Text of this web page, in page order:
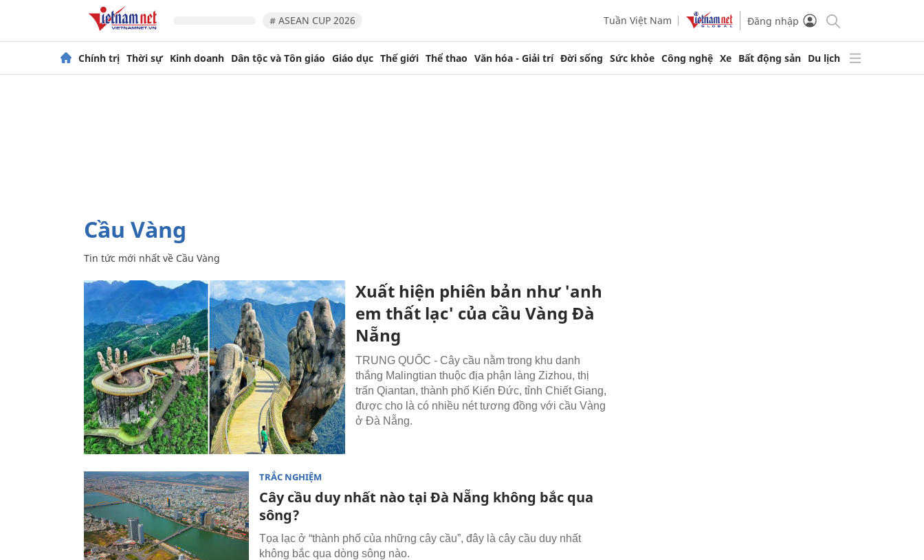
# ASEAN CUP 2026 Tuần Việt Nam Đăng nhập
Chính trị Thời sự Kinh doanh Dân tộc và Tôn giáo Giáo dục Thế giới Thể thao Văn hóa - Giải trí Đời sống Sức khỏe Công nghệ Xe Bất động sản Du lịch
Cầu Vàng
Tin tức mới nhất về Cầu Vàng
Xuất hiện phiên bản như 'anh
em thất lạc' của cầu Vàng Đà
Nẵng
TRUNG QUỐC - Cây cầu nằm trong khu danh
thắng Malingtian thuộc địa phận làng Zizhou, thị
trấn Qiantan, thành phố Kiến Đức, tỉnh Chiết Giang,
được cho là có nhiều nét tương đồng với cầu Vàng
ở Đà Nẵng.
TRẮC NGHIỆM
Cây cầu duy nhất nào tại Đà Nẵng không bắc qua
sông?
Tọa lạc ở “thành phố của những cây cầu”, đây là cây cầu duy nhất
không bắc qua dòng sông nào.